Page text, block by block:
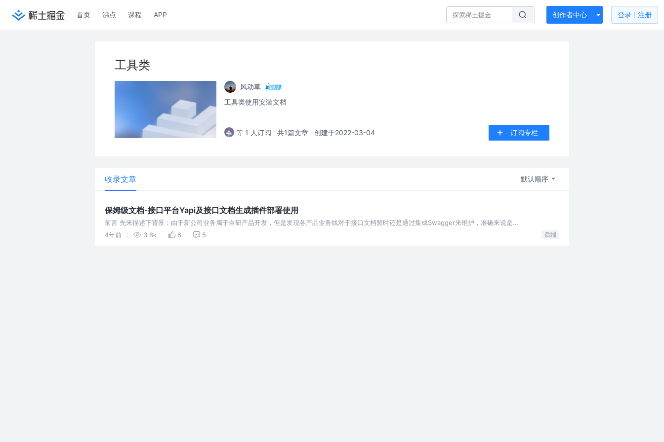
首页 沸点 课程 APP 创作者中心 登录 注册
工具类
风动草
工具类使用安装文档
等 1 人订阅 共1篇文章 创建于2022-03-04 订阅专栏
收录文章 默认顺序
保姆级文档-接口平台Yapi及接口文档生成插件部署使用
前言 先来描述下背景：由于新公司业务属于自研产品开发，但是发现各产品业务线对于接口文档暂时还是通过集成Swagger来维护，准确来说是
knife4j（Swagger的增强解决方案）。但是对于产品型开发
4年前 3.8k 6 5 后端